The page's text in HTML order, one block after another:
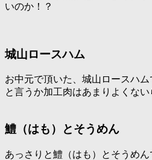
いのか！？
城山ロースハム
お中元で頂いた、城山ロースハ
と言うか加工肉はあまりよくな
鱧（はも）とそうめん
あっさりと鱧（はも）とそうめ